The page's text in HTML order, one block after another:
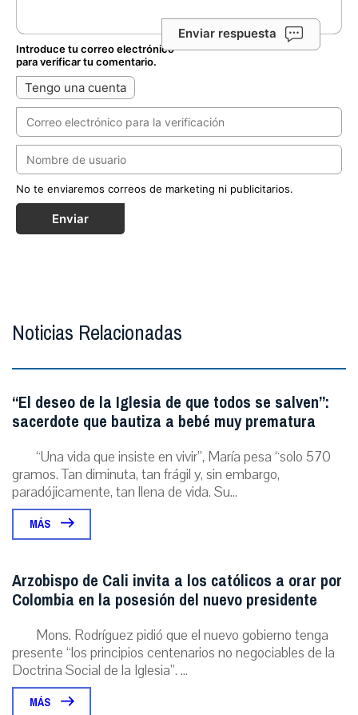
Enviar respuesta
Introduce tu correo electrónico
para verificar tu comentario.
Tengo una cuenta
No te enviaremos correos de marketing ni publicitarios.
Enviar
Noticias Relacionadas
“El deseo de la Iglesia de que todos se salven”:
sacerdote que bautiza a bebé muy prematura
“Una vida que insiste en vivir”, María pesa “solo 570
gramos. Tan diminuta, tan frágil y, sin embargo,
paradójicamente, tan llena de vida. Su...
MÁS
Arzobispo de Cali invita a los católicos a orar por
Colombia en la posesión del nuevo presidente
Mons. Rodríguez pidió que el nuevo gobierno tenga
presente “los principios centenarios no negociables de la
Doctrina Social de la Iglesia”. ...
MÁS